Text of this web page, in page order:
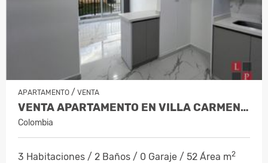
APARTAMENTO / VENTA
VENTA APARTAMENTO EN VILLA CARMENZA,…
Colombia
3 Habitaciones / 2 Baños / 0 Garaje / 52 Área m2